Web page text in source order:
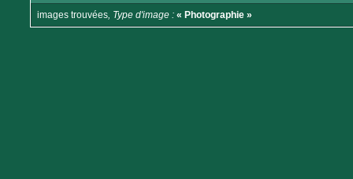
images trouvées, Type d'image : « Photographie »